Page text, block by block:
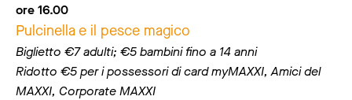
ore 16.00
Pulcinella e il pesce magico
Biglietto €7 adulti; €5 bambini fino a 14 anni
Ridotto €5 per i possessori di card myMAXXI, Amici del
MAXXI, Corporate MAXXI